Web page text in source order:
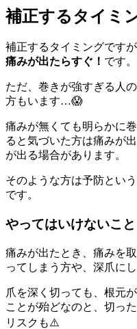
補正するタイミ
補正するタイミングです
痛みが出たらすぐ！ です。
ただ、巻きが強すぎる人
方もいます…😱
痛みが無くても明らかに
ると気づいた方は痛みが
が出る場合があります。
そのような方は予防とい
です。
やってはいけないこと
痛みが出たとき、痛みを
ってしまう方や、深爪に
爪を深く切っても、根元
ことが殆どなのと、切っ
リスクも⚠️